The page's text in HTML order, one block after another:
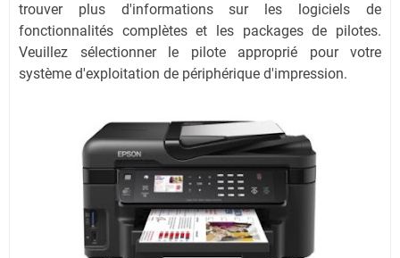
trouver plus d'informations sur les logiciels de
fonctionnalités complètes et les packages de pilotes.
Veuillez sélectionner le pilote approprié pour votre
système d'exploitation de périphérique d'impression.